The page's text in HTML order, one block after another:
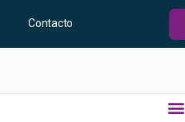
Contacto